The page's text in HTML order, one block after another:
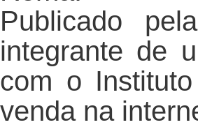
Publicado
integrante de
com o
venda na